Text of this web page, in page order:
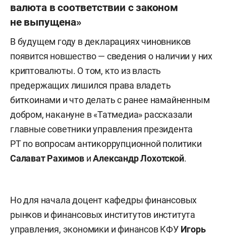
валюта в соответствии с законом
не выпущена»
В будущем году в декларациях чиновников
появится новшество — сведения о наличии у них
криптовалюты. О том, кто из власть
предержащих лишился права владеть
биткоинами и что делать с ранее намайненным
добром, накануне в «Татмедиа» рассказали
главные советники управления президента
РТ по вопросам антикоррупционной политики
Салават Рахимов иАлександр Лохотской.
Но для начала доцент кафедры финансовых
рынков и финансовых институтов института
управления, экономики и финансов КФУ Игорь